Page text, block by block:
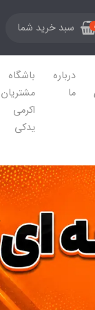
سبد خرید شما
درباره
ما
باشگاه
مشتریان
اکرمی
یدکی